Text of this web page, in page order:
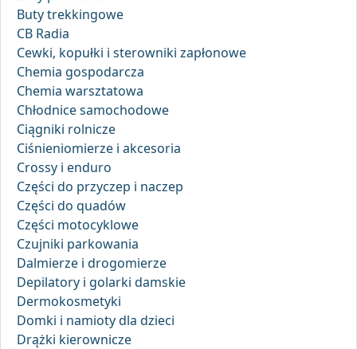
Buty trekkingowe
CB Radia
Cewki, kopułki i sterowniki zapłonowe
Chemia gospodarcza
Chemia warsztatowa
Chłodnice samochodowe
Ciągniki rolnicze
Ciśnieniomierze i akcesoria
Crossy i enduro
Części do przyczep i naczep
Części do quadów
Części motocyklowe
Czujniki parkowania
Dalmierze i drogomierze
Depilatory i golarki damskie
Dermokosmetyki
Domki i namioty dla dzieci
Drążki kierownicze